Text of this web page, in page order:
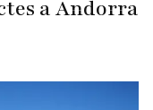
a Andorra